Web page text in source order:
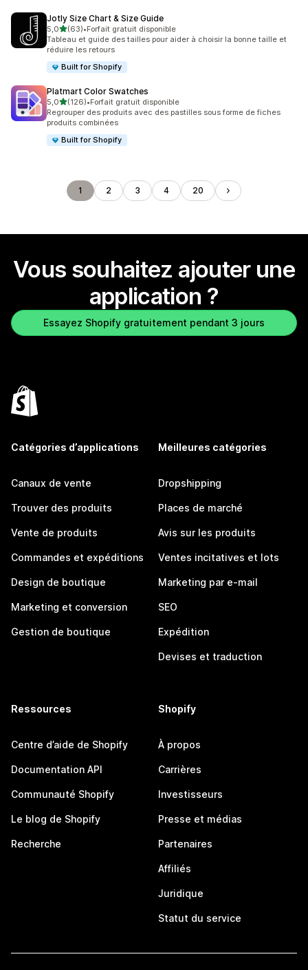
Jotly Size Chart & Size Guide
5,0étoile(s) sur 5
(63)
63 avis au total
•Forfait gratuit disponible
Tableau et guide des tailles pour aider à choisir la bonne taille et
réduire les retours
Built for Shopify
Platmart Color Swatches
5,0étoile(s) sur 5
(126)
126 avis au total
•Forfait gratuit disponible
Regrouper des produits avec des pastilles sous forme de fiches
produits combinées
Built for Shopify
1 2 3 4 20
Vous souhaitez ajouter une
application ?
Essayez Shopify gratuitement pendant 3 jours
Catégories d’applications
Canaux de vente
Trouver des produits
Vente de produits
Commandes et expéditions
Design de boutique
Marketing et conversion
Gestion de boutique
Meilleures catégories
Dropshipping
Places de marché
Avis sur les produits
Ventes incitatives et lots
Marketing par e-mail
SEO
Expédition
Devises et traduction
Ressources
Centre d’aide de Shopify
Documentation API
Communauté Shopify
Le blog de Shopify
Recherche
Shopify
À propos
Carrières
Investisseurs
Presse et médias
Partenaires
Affiliés
Juridique
Statut du service